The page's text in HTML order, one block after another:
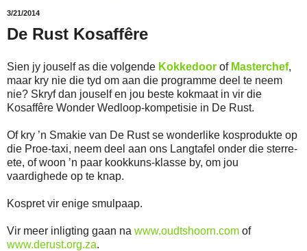
3/21/2014
De Rust Kosaffêre
Sien jy jouself as die volgende Kokkedoor of Masterchef,
maar kry nie die tyd om aan die programme deel te neem
nie? Skryf dan jouself en jou beste kokmaat in vir die
Kosaffêre Wonder Wedloop-kompetisie in De Rust.
Of kry ’n Smakie van De Rust se wonderlike kosprodukte op
die Proe-taxi, neem deel aan ons Langtafel onder die sterre-
ete, of woon ’n paar kookkuns-klasse by, om jou
vaardighede op te knap.
Kospret vir enige smulpaap.
Vir meer inligting gaan na www.oudtshoorn.com of
www.derust.org.za.